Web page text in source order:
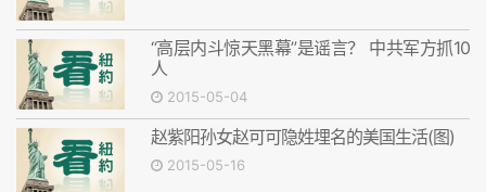
“高层内斗惊天黑幕”是谣言？ 中共军方抓10
人
2015-05-04
赵紫阳孙女赵可可隐姓埋名的美国生活(图)
2015-05-16